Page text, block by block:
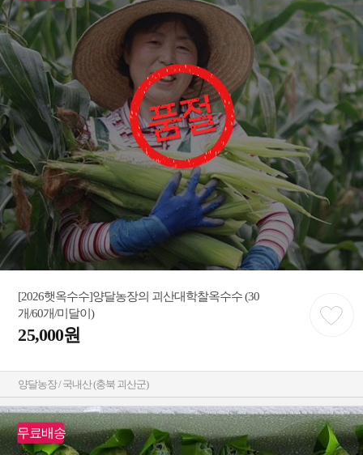
[2026햇옥수수]양달농장의 괴산대학찰옥수수 (30
개/60개/미달이)
25,000원
양달농장 / 국내산 (충북 괴산군)
무료배송